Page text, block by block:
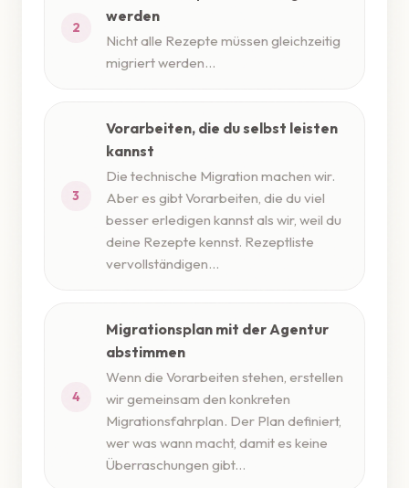
2
werden
Nicht alle Rezepte müssen gleichzeitig
migriert werden...
3
Vorarbeiten, die du selbst leisten
kannst
Die technische Migration machen wir.
Aber es gibt Vorarbeiten, die du viel
besser erledigen kannst als wir, weil du
deine Rezepte kennst. Rezeptliste
vervollständigen...
4
Migrationsplan mit der Agentur
abstimmen
Wenn die Vorarbeiten stehen, erstellen
wir gemeinsam den konkreten
Migrationsfahrplan. Der Plan definiert,
wer was wann macht, damit es keine
Überraschungen gibt...